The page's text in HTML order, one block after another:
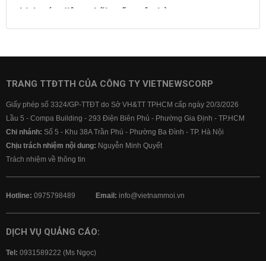
Lịch cúp điện
Lãi suất ngân hàng
Lãi suất tiết kiệm
Lãi suất tiền gửi
Lãi suất ngân hàng BIDV
Lãi suất ngân hàng Vietcombank
TRANG TTĐTTH CỦA CÔNG TY VIETNEWSCORP
Giấy phép số 3324/GP-TTĐT do Sở VH&TT TPHCM cấp ngày 20/3/2026
Lầu 5 - Compa Building - 293 Điện Biên Phủ - Phường Gia Định - TP.HCM
Chi nhánh: Số 5 - Khu 38A Trần Phú - Phường Ba Đình - TP. Hà Nội
Chịu trách nhiệm nội dung: Nguyễn Minh Quyết
Trách nhiệm về thông tin
Hotline: 0975798489 Email: info@vietnammoi.vn
DỊCH VỤ QUẢNG CÁO:
Tel: 0931589222 (Ms Ngọc)